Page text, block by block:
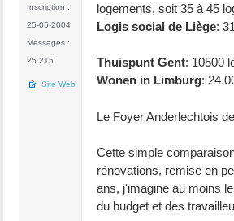
Inscription :
25-05-2004
Messages :
25 215
Site Web
logements, soit 35 à 45
Logis social de Liège:
Thuispunt Gent: 10500
Wonen in Limburg:
Le Foyer Anderlechtois
Cette simple
rénovations, remise en
ans, j'imagine au moins
du budget et des